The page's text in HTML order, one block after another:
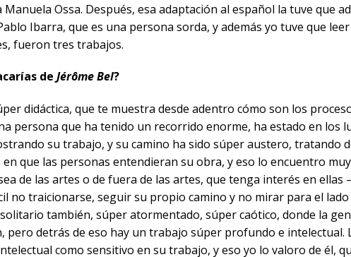
Manuela Ossa. Después, esa adaptación al español la tuve que
Ibarra, que es una persona sorda, y además yo tuve que
fueron tres trabajos.
de Jérôme Bel?
didáctica, que te muestra desde adentro cómo son los
persona que ha tenido un recorrido enorme, ha estado en los
su trabajo, y su camino ha sido súper austero, tratando
que las personas entendieran su obra, y eso lo encuentro
de las artes o de fuera de las artes, que tenga interés en ellas
no traicionarse, seguir su propio camino y no mirar para el lado
también, súper atormentado, súper caótico, donde la
pero detrás de eso hay un trabajo súper profundo e intelectual.
como sensitivo en su trabajo, y eso yo lo valoro de él,